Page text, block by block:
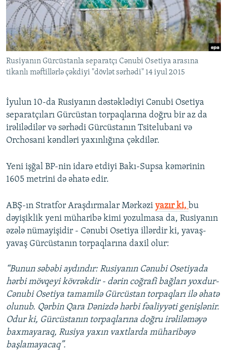
İNFOQRAFIKA
KARIKATURA
AZƏRBAYCAN ƏDƏBIYYATI KITABXANASI
İSLAM VƏ DEMOKRATIYA
İZ - MƏDƏNIYYƏT PROQRAMI
MISSIYAMIZ
PEŞƏ ETIKASI VƏ JURNALISTIKA STANDARTLARIMIZ
MATERIALLARIMIZDAN ISTIFADƏ
AZADLIQRADIOSU MOBIL TELEFONUNUZDA
XƏBƏR BÜLLETENLƏRIMIZ
BIZI IZLƏ
RFE/RL-in bütün saytları
Rusiyanın Gürcüstanla separatçı Cənubi Osetiya arasına
tikanlı məftillərlə çəkdiyi "dövlət sərhədi" 14 iyul 2015
İyulun 10-da Rusiyanın dəstəklədiyi Cənubi Osetiya
separatçıları Gürcüstan torpaqlarına doğru bir az da
irəlilədilər və sərhədi Gürcüstanın Tsitelubani və
Orchosani kəndləri yaxınlığına çəkdilər.
Yeni işğal BP-nin idarə etdiyi Bakı-Supsa kəmərinin
1605 metrini də əhatə edir.
ABŞ-ın Stratfor Araşdırmalar Mərkəzi yazır ki, bu
dəyişiklik yeni müharibə kimi yozulmasa da, Rusiyanın
əzələ nümayişidir - Cənubi Osetiya illərdir ki, yavaş-
yavaş Gürcüstanın torpaqlarına daxil olur:
“Bunun səbəbi aydındır: Rusiyanın Cənubi Osetiyada
hərbi mövqeyi kövrəkdir - dərin coğrafi bağları yoxdur-
Cənubi Osetiya tamamilə Gürcüstan torpaqları ilə əhatə
olunub. Qərbin Qara Dənizdə hərbi fəaliyyəti genişlənir.
Odur ki, Gürcüstanın torpaqlarına doğru irəliləməyə
baxmayaraq, Rusiya yaxın vaxtlarda müharibəyə
başlamayacaq”.